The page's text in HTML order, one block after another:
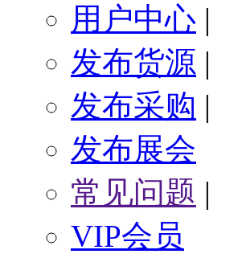
用户中心 |
发布货源 |
发布采购 |
发布展会
常见问题 |
VIP会员